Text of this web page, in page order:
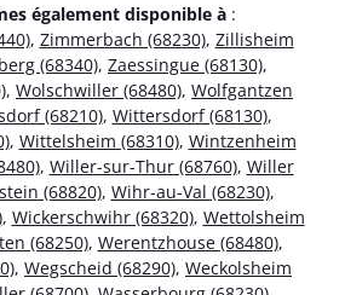
également disponible à :
, Zimmerbach (68230), Zillisheim
(68340), Zaessingue (68130),
, Wolschwiller (68480), Wolfgantzen
(68210), Wittersdorf (68130),
, Wittelsheim (68310), Wintzenheim
, Willer-sur-Thur (68760), Willer
(68820), Wihr-au-Val (68230),
, Wickerschwihr (68320), Wettolsheim
(68250), Werentzhouse (68480),
, Wegscheid (68290), Weckolsheim